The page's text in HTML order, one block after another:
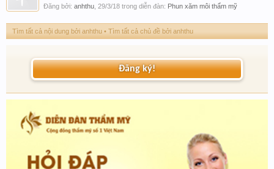
Đăng bởi: anhthu 29/3/18 trong diễn đàn: Phun xăm môi thẩm mỹ
Tìm tất cả nội dung bởi anhthu Tìm tất cả chủ đề bởi anhthu
Đăng ký!